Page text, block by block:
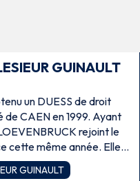
GUINAULT
un DUESS de droit
CAEN en 1999. Ayant
rejoint le
cette même année. Elle
GUINAULT